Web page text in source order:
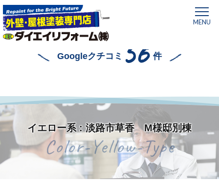
MENU
Googleクチコミ 56 件
イエロー系 : 淡路市草香 M様邸別棟
Color-Yellow-Type